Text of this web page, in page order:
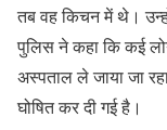
तब वह किचन में थे।
पुलिस ने कहा कि कई
अस्पताल ले जाया जा
घोषित कर दी गई है।